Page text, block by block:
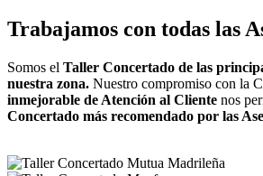
Trabajamos con todas las
Somos el Taller Concertado de las
nuestra zona. Nuestro compromiso con la
inmejorable de Atención al Cliente nos
Concertado más recomendado por las